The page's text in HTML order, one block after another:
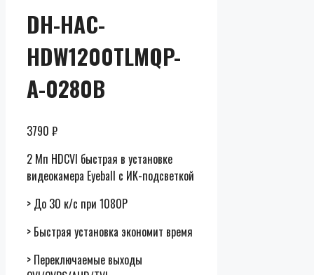
DH-HAC-
HDW1200TLMQP-
A-0280B
3790 ₽
2 Мп HDCVI быстрая в установке
видеокамера Eyeball с ИК-подсветкой
> До 30 к/с при 1080P
> Быстрая установка экономит время
> Переключаемые выходы